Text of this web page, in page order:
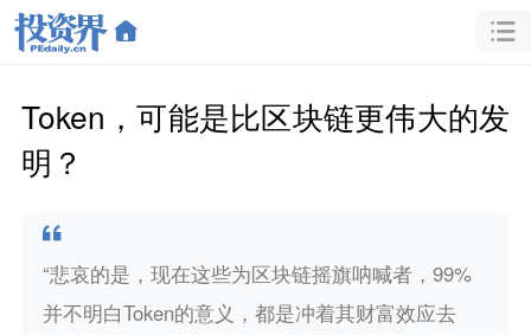
Token，可能是比区块链更伟大的发
明？
“悲哀的是，现在这些为区块链摇旗呐喊者，99%
并不明白Token的意义，都是冲着其财富效应去